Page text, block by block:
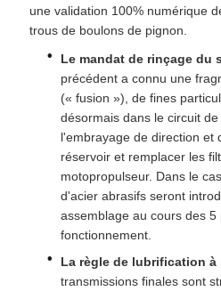
une validation 100% numérique
trous de boulons de pignon.
Le mandat de rinçage du
précédent a connu une
(« fusion »), de fines
désormais dans le circuit
l'embrayage de direction et
réservoir et remplacer les
motopropulseur. Dans le
d'acier abrasifs seront
assemblage au cours des
fonctionnement.
La règle de lubrification
transmissions finales sont